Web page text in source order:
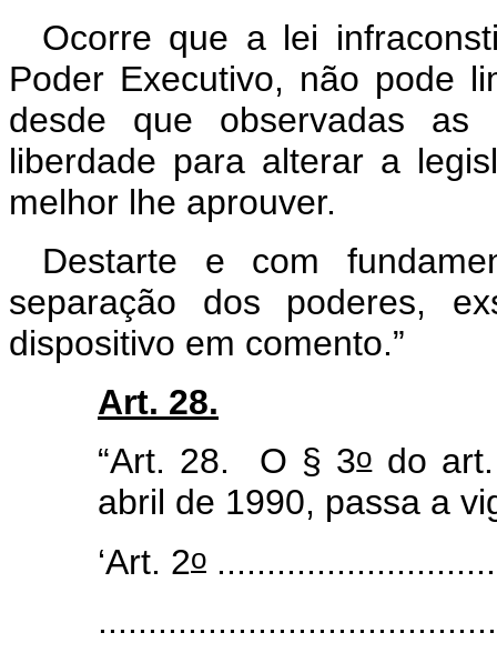
Ocorre que a lei
Poder Executivo, não pode
desde que observadas as
liberdade para alterar a
melhor lhe aprouver.
Destarte e com
separação dos poderes,
dispositivo em comento.”
Art. 28.
“Art. 28. O § 3odo
abril de 1990, passa a
‘Art. 2o